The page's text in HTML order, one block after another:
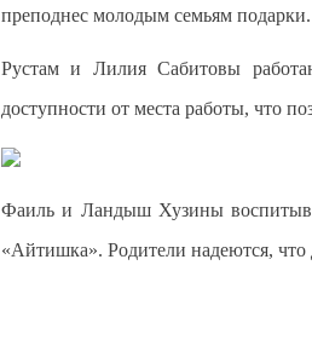
преподнес молодым семьям подарки.
Рустам и Лилия Сабитовы
доступности от места работы, что
Фаиль и Ландыш Хузины
«Айтишка». Родители надеются, что